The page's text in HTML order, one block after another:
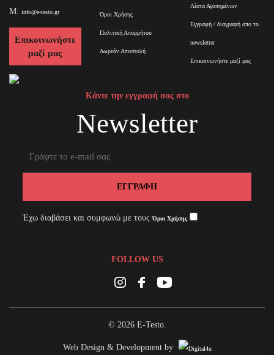
M: info@e-testo.gr
Επικοινωνήστε
μαζί μας
Όροι Χρήσης
Πολιτική Απορρήτου
Δωρεάν Αποστολή
Λίστα Αγαπημένων
Εγγραφή / διαγραφή απο το
newsletter
Επικοινωνήστε μαζί μας
Κάντε την εγγραφή σας στο
Newsletter
ΕΓΓΡΑΦΗ
Έχω διαβάσει και συμφωνώ με τουςΌροι Χρήσης
FOLLOW US
InstagramFacebook Youtube
© 2026 E-Testo.
Web Design & Development by